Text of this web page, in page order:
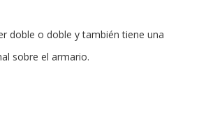
doble o doble y también tiene una
sobre el armario.